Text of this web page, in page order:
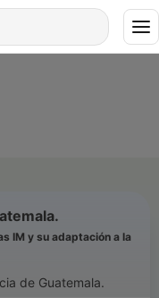
IM y su adaptación a la
de Guatemala.